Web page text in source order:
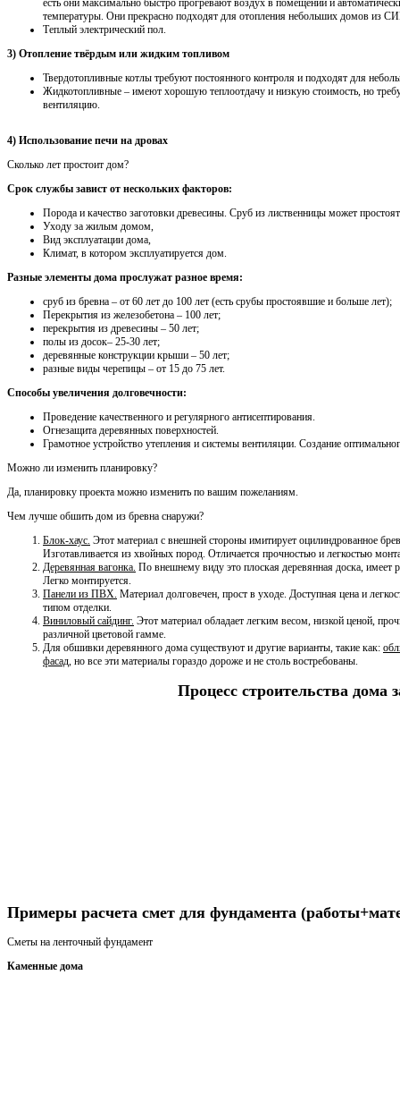
есть они максимально быстро прогревают воздух в помещении и
температуры. Они прекрасно подходят для отопления небольших домов из
Теплый электрический пол.
3) Отопление твёрдым или жидким топливом
Твердотопливные котлы требуют постоянного контроля и подходят для
Жидкотопливные – имеют хорошую теплоотдачу и низкую стоимость, но
вентиляцию.
4) Использование печи на дровах
Сколько лет простоит дом?
Срок службы завист от нескольких факторов:
Порода и качество заготовки древесины. Сруб из лиственницы может
Уходу за жилым домом,
Вид эксплуатации дома,
Климат, в котором эксплуатируется дом.
Разные элементы дома прослужат разное время:
сруб из бревна – от 60 лет до 100 лет (есть срубы простоявшие и больше лет);
Перекрытия из железобетона – 100 лет;
перекрытия из древесины – 50 лет;
полы из досок– 25-30 лет;
деревянные конструкции крыши – 50 лет;
разные виды черепицы – от 15 до 75 лет.
Способы увеличения долговечности:
Проведение качественного и регулярного антисептирования.
Огнезащита деревянных поверхностей.
Грамотное устройство утепления и системы вентиляции. Создание
Можно ли изменить планировку?
Да, планировку проекта можно изменить по вашим пожеланиям.
Чем лучше обшить дом из бревна снаружи?
Блок-хаус. Этот материал с внешней стороны имитирует оцилиндрованное
Изготавливается из хвойных пород. Отличается прочностью и легкостью
Деревянная вагонка. По внешнему виду это плоская деревянная доска, имеет
Легко монтируется.
Панели из ПВХ. Материал долговечен, прост в уходе. Доступная цена и
типом отделки.
Виниловый сайдинг. Этот материал обладает легким весом, низкой ценой,
различной цветовой гамме.
Для обшивки деревянного дома существуют и другие варианты, такие как:
фасад, но все эти материалы гораздо дороже и не столь востребованы.
Процесс строительства дома
Примеры расчета смет для фундамента
Сметы на ленточный фундамент
Каменные дома